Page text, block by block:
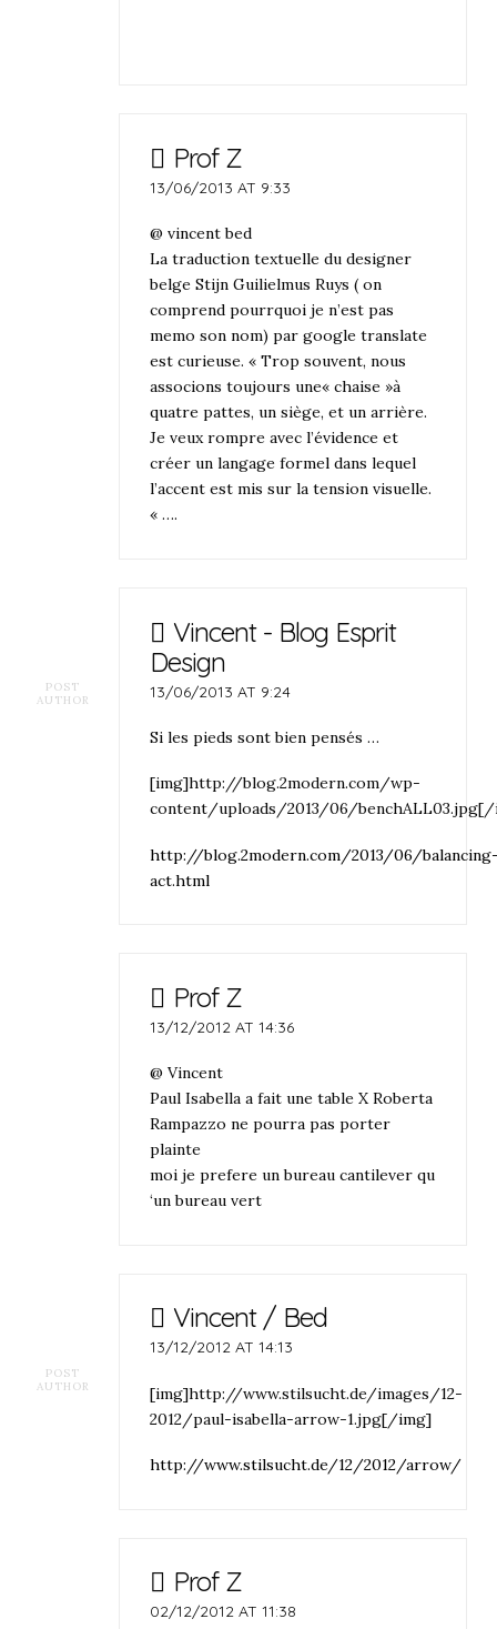
Prof Z
13/06/2013 AT 9:33
@ vincent bed
La traduction textuelle du designer
belge Stijn Guilielmus Ruys ( on
comprend pourrquoi je n’est pas
memo son nom) par google translate
est curieuse. « Trop souvent, nous
associons toujours une« chaise »à
quatre pattes, un siège, et un arrière.
Je veux rompre avec l’évidence et
créer un langage formel dans lequel
l’accent est mis sur la tension visuelle.
« ….
POST
AUTHOR
Vincent - Blog Esprit
Design
13/06/2013 AT 9:24
Si les pieds sont bien pensés …
[img]http://blog.2modern.com/wp-
content/uploads/2013/06/
http://blog.2modern.com/2013/06/
act.html
Prof Z
13/12/2012 AT 14:36
@ Vincent
Paul Isabella a fait une table X Roberta
Rampazzo ne pourra pas porter
plainte
moi je prefere un bureau cantilever qu
‘un bureau vert
POST
AUTHOR
Vincent / Bed
13/12/2012 AT 14:13
[img]http://www.stilsucht.de/images/12-
2012/paul-isabella-arrow-1.jpg[/img]
http://www.stilsucht.de/12/2012/arrow/
Prof Z
02/12/2012 AT 11:38